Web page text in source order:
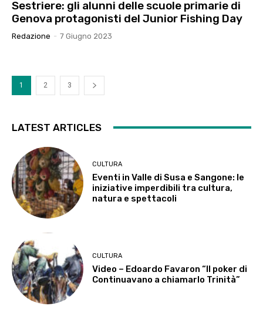
Sestriere: gli alunni delle scuole primarie di
Genova protagonisti del Junior Fishing Day
Redazione - 7 Giugno 2023
1 2 3
LATEST ARTICLES
CULTURA
Eventi in Valle di Susa e Sangone: le
iniziative imperdibili tra cultura,
natura e spettacoli
CULTURA
Video – Edoardo Favaron “Il poker di
Continuavano a chiamarlo Trinità”